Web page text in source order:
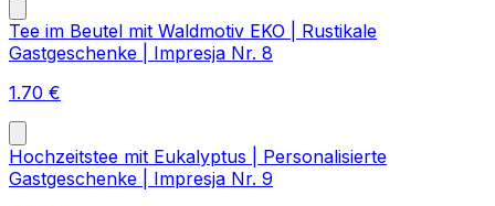
Tee im Beutel mit Waldmotiv EKO | Rustikale
Gastgeschenke | Impresja Nr. 8
1.70 €
Hochzeitstee mit Eukalyptus | Personalisierte
Gastgeschenke | Impresja Nr. 9